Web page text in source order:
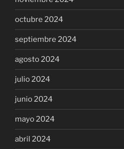
octubre 2024
septiembre 2024
agosto 2024
julio 2024
junio 2024
mayo 2024
abril 2024